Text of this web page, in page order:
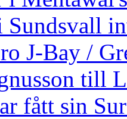
Sundsvall
J-Bay /
till
fått sin